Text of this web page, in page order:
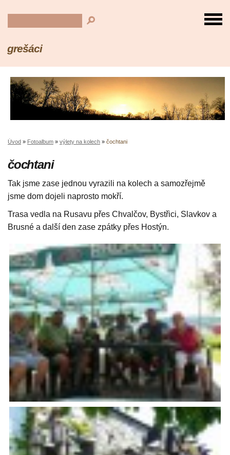
grešáci
Úvod » Fotoalbum » výlety na kolech » čochtani
čochtani
Tak jsme zase jednou vyrazili na kolech a samozřejmě
jsme dom dojeli naprosto mokří.
Trasa vedla na Rusavu přes Chvalčov, Bystřici, Slavkov a
Brusné a další den zase zpátky přes Hostýn.